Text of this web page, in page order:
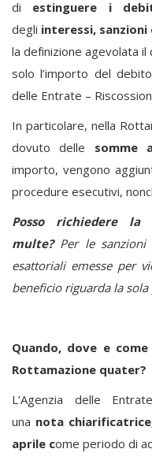
di estinguere i
degli interessi, sanzioni
la definizione agevolata
solo l’importo del
delle Entrate –
In particolare, nella
dovuto delle somme
importo, vengono
procedure esecutivi,
Posso richiedere
multe?Per le sanzioni
esattoriali emesse per
beneficio riguarda la
Quando, dove e
Rottamazione quater?
L’Agenzia delle
una nota
aprile come periodo di